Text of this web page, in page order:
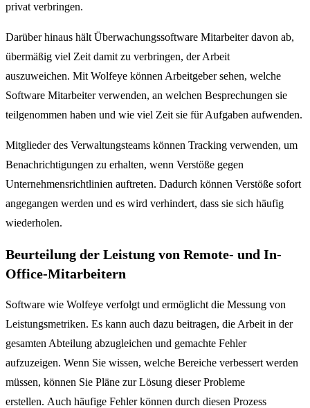
privat verbringen.
Darüber hinaus hält Überwachungssoftware Mitarbeiter davon ab,
übermäßig viel Zeit damit zu verbringen, der Arbeit
auszuweichen. Mit Wolfeye können Arbeitgeber sehen, welche
Software Mitarbeiter verwenden, an welchen Besprechungen sie
teilgenommen haben und wie viel Zeit sie für Aufgaben aufwenden.
Mitglieder des Verwaltungsteams können Tracking verwenden, um
Benachrichtigungen zu erhalten, wenn Verstöße gegen
Unternehmensrichtlinien auftreten. Dadurch können Verstöße sofort
angegangen werden und es wird verhindert, dass sie sich häufig
wiederholen.
Beurteilung der Leistung von Remote- und In-
Office-Mitarbeitern
Software wie Wolfeye verfolgt und ermöglicht die Messung von
Leistungsmetriken. Es kann auch dazu beitragen, die Arbeit in der
gesamten Abteilung abzugleichen und gemachte Fehler
aufzuzeigen. Wenn Sie wissen, welche Bereiche verbessert werden
müssen, können Sie Pläne zur Lösung dieser Probleme
erstellen. Auch häufige Fehler können durch diesen Prozess